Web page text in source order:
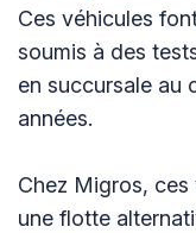
Ces véhicules
soumis à des
en succursale au
années.
Chez Migros,
une flotte